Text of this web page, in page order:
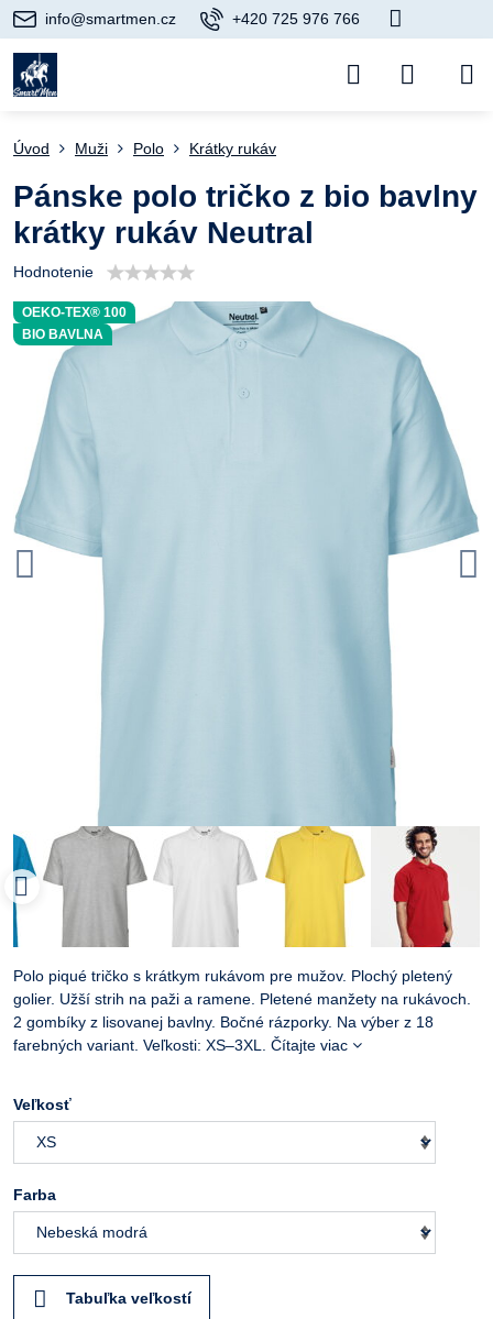
info@smartmen.cz +420 725 976 766
OEKO-TEX® 100
BIO BAVLNA
Úvod Muži Polo Krátky rukáv
Pánske polo tričko z bio bavlny
krátky rukáv Neutral
Hodnotenie
Polo piqué tričko s krátkym rukávom pre mužov. Plochý pletený
golier. Užší strih na paži a ramene. Pletené manžety na rukávoch.
2 gombíky z lisovanej bavlny. Bočné rázporky. Na výber z 18
farebných variant. Veľkosti: XS–3XL. Čítajte viac
Veľkosť
Farba
Tabuľka veľkostí